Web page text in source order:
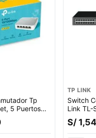
Tp
5 Puertos
mbps
TP LINK
Switch
Link TL-
puertos
10/100/
S/